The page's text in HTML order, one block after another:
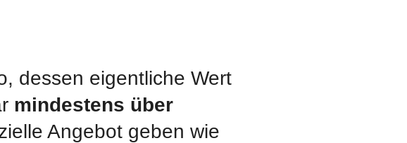
dessen eigentliche Wert
mindestens über
Angebot geben wie